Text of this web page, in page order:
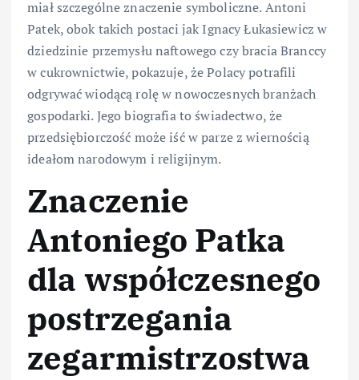
miał szczególne znaczenie symboliczne. Antoni
Patek, obok takich postaci jak Ignacy Łukasiewicz w
dziedzinie przemysłu naftowego czy bracia Branccy
w cukrownictwie, pokazuje, że Polacy potrafili
odgrywać wiodącą rolę w nowoczesnych branżach
gospodarki. Jego biografia to świadectwo, że
przedsiębiorczość może iść w parze z wiernością
ideałom narodowym i religijnym.
Znaczenie
Antoniego Patka
dla współczesnego
postrzegania
zegarmistrzostwa